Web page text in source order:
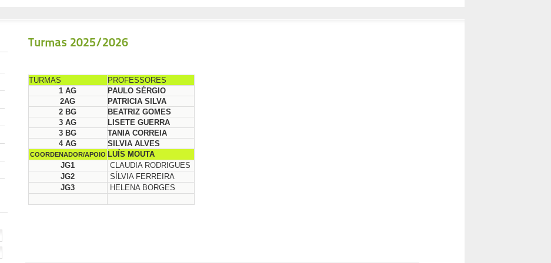
Turmas 2025/2026
TURMAS
PROFESSORES
1 AG
PAULO SÉRGIO
2AG
PATRICIA SILVA
2 BG
BEATRIZ GOMES
3 AG
LISETE GUERRA
3 BG
TANIA CORREIA
4 AG
SILVIA ALVES
COORDENADOR/APOIO LUÍS MOUTA
JG1
CLAUDIA RODRIGUES
JG2
SÍLVIA FERREIRA
JG3
HELENA BORGES